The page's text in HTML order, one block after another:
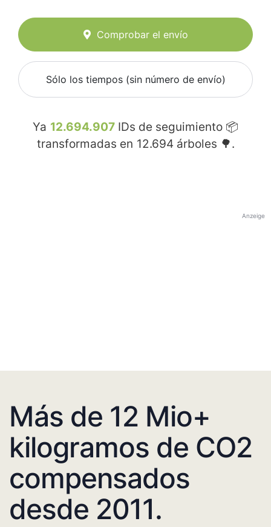
Comprobar el envío
Sólo los tiempos (sin número de envío)
Ya 12.694.907 IDs de seguimiento 📦
transformadas en 12.694 árboles 🌳.
Anzeige
Más de 12 Mio+
kilogramos de CO2
compensados
desde 2011.